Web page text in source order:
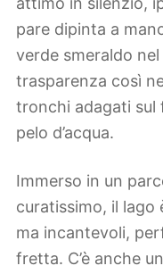
pare dipinta a
verde smeraldo
trasparenza così
tronchi adagati sul
pelo d’acqua.
Immerso in un
curatissimo, il
ma incantevoli,
fretta. C’è anche